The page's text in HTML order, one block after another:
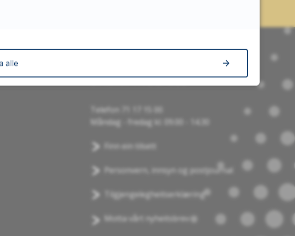
Snakk med oss
Telefon 71 17 15 00
Måndag - fredag kl. 09.00 - 14.30
Finn ein tilsett
Personvern, innsyn og postjournal
Tilgjengelegheitserklæring
Motta vårt nyheitsbrev
alle